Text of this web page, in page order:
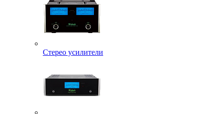
Стерео усилители